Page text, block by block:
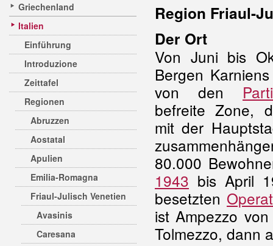
Griechenland
Italien
Einführung
Introduzione
Zeittafel
Regionen
Abruzzen
Aostatal
Apulien
Emilia-Romagna
Friaul-Julisch Venetien
Avasinis
Caresana
Region Friaul-
Der Ort
Von Juni bis
Bergen
von den
befreite Zone,
mit der
80.000
1943 bis April
besetzten
ist Ampezzo
Tolmezzo, dann